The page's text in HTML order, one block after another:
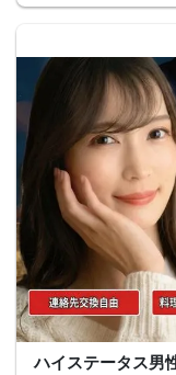
ハイステータス男